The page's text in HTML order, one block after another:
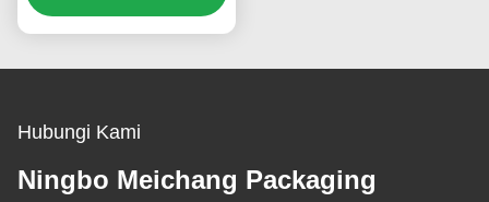
Hubungi Kami
Ningbo Meichang Packaging